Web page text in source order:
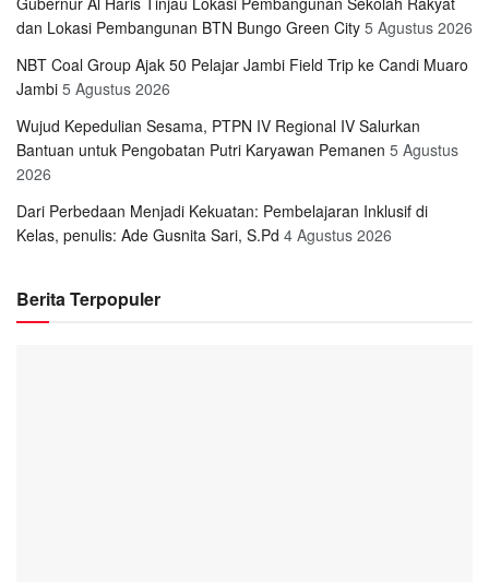
dan Lokasi Pembangunan BTN Bungo Green City 5 Agustus 2026
NBT Coal Group Ajak 50 Pelajar Jambi Field Trip ke Candi Muaro
Jambi 5 Agustus 2026
Wujud Kepedulian Sesama, PTPN IV Regional IV Salurkan
Bantuan untuk Pengobatan Putri Karyawan Pemanen 5 Agustus
2026
Dari Perbedaan Menjadi Kekuatan: Pembelajaran Inklusif di
Kelas, penulis: Ade Gusnita Sari, S.Pd 4 Agustus 2026
Berita Terpopuler